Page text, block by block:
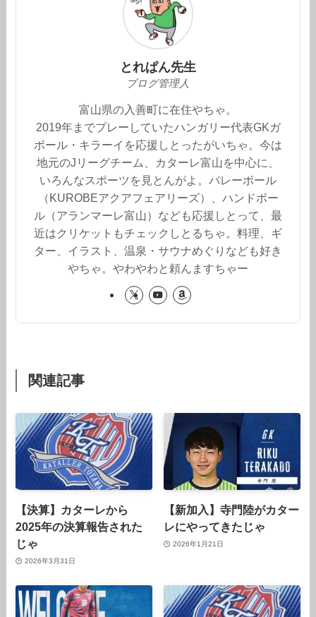
とれぱん先生
ブログ管理人
富山県の入善町に在住やちゃ。
2019年までプレーしていたハンガリー代表GKガ
ボール・キラーイを応援しとったがいちゃ。今は
地元のJリーグチーム、カターレ富山を中心に、
いろんなスポーツを見とんがよ。バレーボール
（KUROBEアクアフェアリーズ）、ハンドボー
ル（アランマーレ富山）なども応援しとって、最
近はクリケットもチェックしとるちゃ。料理、ギ
ター、イラスト、温泉・サウナめぐりなども好き
やちゃ。やわやわと頼んますちゃー
関連記事
【決算】カターレから
2025年の決算報告された
じゃ
2026年3月31日
【新加入】寺門陸がカター
レにやってきたじゃ
2026年1月21日